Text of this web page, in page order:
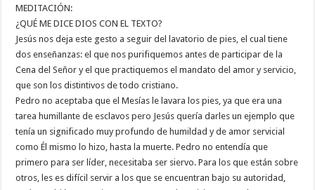
MEDITACIÓN:
¿QUÉ ME DICE DIOS CON EL TEXTO?
Jesús nos deja este gesto a seguir del lavatorio de pies, el cual tiene
dos enseñanzas: el que nos purifiquemos antes de participar de la
Cena del Señor y el que practiquemos el mandato del amor y servicio,
que son los distintivos de todo cristiano.
Pedro no aceptaba que el Mesías le lavara los pies, ya que era una
tarea humillante de esclavos pero Jesús quería darles un ejemplo que
tenía un significado muy profundo de humildad y de amor servicial
como Él mismo lo hizo, hasta la muerte. Pedro no entendía que
primero para ser líder, necesitaba ser siervo. Para los que están sobre
otros, les es difícil servir a los que se encuentran bajo su autoridad,